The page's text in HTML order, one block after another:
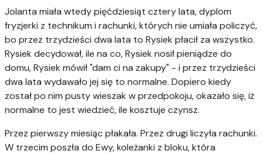
Jolanta miała wtedy pięćdziesiąt cztery lata, dyplom
fryzjerki z technikum i rachunki, których nie umiała policzyć,
bo przez trzydzieści dwa lata to Rysiek płacił za wszystko.
Rysiek decydował, ile na co, Rysiek nosił pieniądze do
domu, Rysiek mówił "dam ci na zakupy" - i przez trzydzieści
dwa lata wydawało jej się to normalne. Dopiero kiedy
został po nim pusty wieszak w przedpokoju, okazało się, iż
normalne to jest wiedzieć, ile kosztuje czynsz.
Przez pierwszy miesiąc płakała. Przez drugi liczyła rachunki.
W trzecim poszła do Ewy, koleżanki z bloku, która